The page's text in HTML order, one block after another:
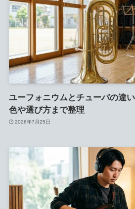
ユーフォニウムとチューバの違
色や選び方まで整理
2026年7月25日